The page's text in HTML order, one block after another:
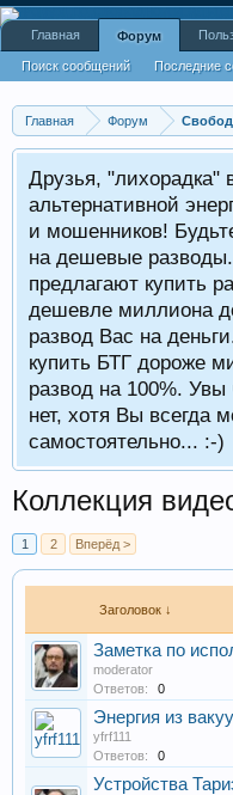
Главная Форум
Друзья, "лихорадка"
альтернативной
и мошенников!
на дешевые
предлагают купить
дешевле миллиона
развод Вас на
купить БТГ дороже
развод на 100%.
нет, хотя Вы всегда
самостоятельно... :-)
Коллекция
1 2 Вперёд >
Заголовок ↓
Заметка по
moderator
Ответов:
0
Энергия из
yfrf111
Ответов:
0
Устройства
Главная Форум
Поиск сообщений Последние